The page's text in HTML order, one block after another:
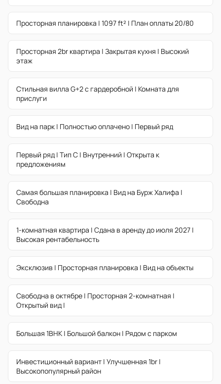
Просторная планировка | 1097 ft² | План оплаты 20/80
Просторная 2br квартира | Закрытая кухня | Высокий
этаж
Стильная вилла G+2 с гардеробной | Комната для
прислуги
Вид на парк | Полностью оплачено | Первый ряд
Первый ряд | Тип C | Внутренний | Открыта к
предложениям
Самая большая планировка | Вид на Бурж Халифа |
Свободна
1-комнатная квартира | Сдана в аренду до июля 2027 |
Высокая рентабельность
Эксклюзив | Просторная планировка | Вид на объекты
Свободна в октябре | Просторная 2-комнатная |
Открытый вид |
Большая 1BHK | Большой балкон | Рядом с парком
Инвестиционный вариант | Улучшенная 1br |
Высокопопулярный район